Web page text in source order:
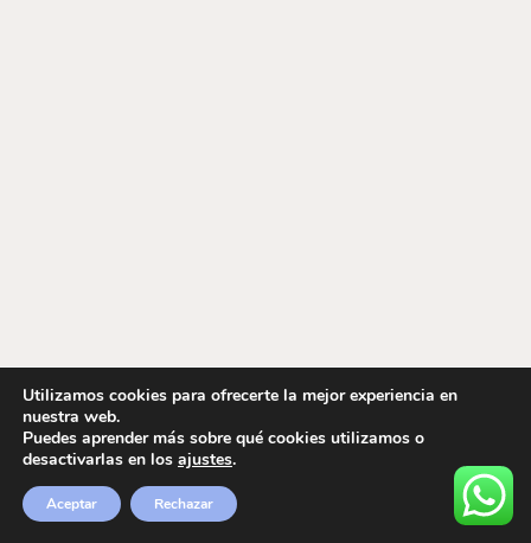
Utilizamos cookies para ofrecerte la mejor experiencia en
nuestra web.
Puedes aprender más sobre qué cookies utilizamos o
desactivarlas en los ajustes.
Aceptar Rechazar